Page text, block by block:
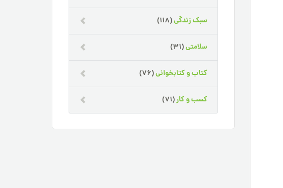
سبک زندگی(118)
سلامتی(31)
کتاب و کتابخوانی(76)
کسب و کار(71)